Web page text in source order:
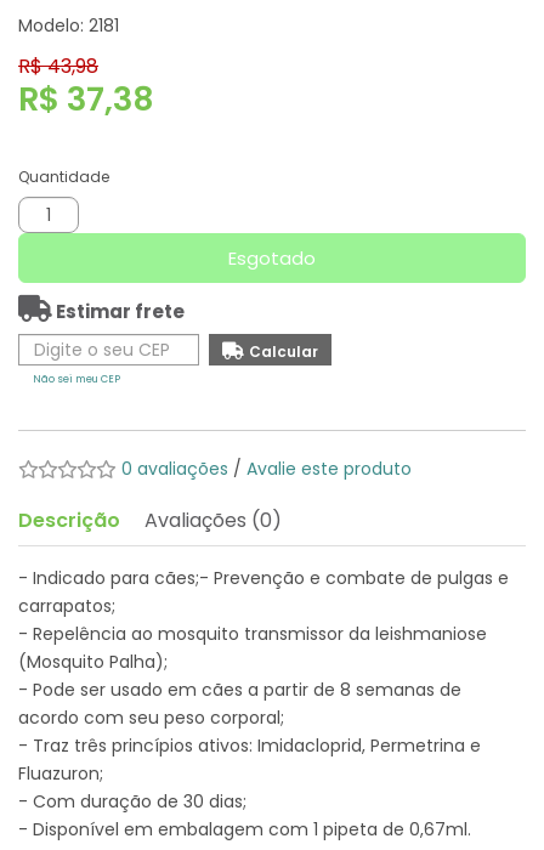
Modelo: 2181
R$ 43,98
R$ 37,38
Quantidade
Esgotado
Estimar frete
Não sei meu CEP
0 avaliações / Avalie este produto
Descrição Avaliações (0)
- Indicado para cães;- Prevenção e combate de pulgas e
carrapatos;
- Repelência ao mosquito transmissor da leishmaniose
(Mosquito Palha);
- Pode ser usado em cães a partir de 8 semanas de
acordo com seu peso corporal;
- Traz três princípios ativos: Imidacloprid, Permetrina e
Fluazuron;
- Com duração de 30 dias;
- Disponível em embalagem com 1 pipeta de 0,67ml.